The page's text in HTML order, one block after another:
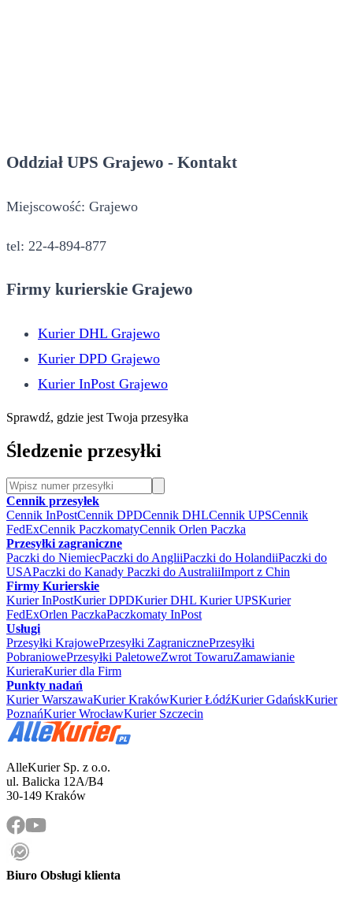
Oddział UPS Grajewo - Kontakt
Miejscowość: Grajewo
tel: 22-4-894-877
Firmy kurierskie Grajewo
Kurier DHL Grajewo
Kurier DPD Grajewo
Kurier InPost Grajewo
Sprawdź, gdzie jest Twoja przesyłka
Śledzenie przesyłki
Cennik przesyłek
Cennik InPostCennik DPDCennik DHLCennik UPSCennik
FedExCennik PaczkomatyCennik Orlen Paczka
Przesyłki zagraniczne
Paczki do NiemiecPaczki do AngliiPaczki do HolandiiPaczki do
USAPaczki do Kanady Paczki do AustraliiImport z Chin
Firmy Kurierskie
Kurier InPostKurier DPDKurier DHL Kurier UPSKurier
FedExOrlen PaczkaPaczkomaty InPost
Usługi
Przesyłki KrajowePrzesyłki ZagranicznePrzesyłki
PobraniowePrzesyłki PaletoweZwrot TowaruZamawianie
KurieraKurier dla Firm
Punkty nadań
Kurier WarszawaKurier KrakówKurier ŁódźKurier GdańskKurier
PoznańKurier WrocławKurier Szczecin
AlleKurier Sp. z o.o.
ul. Balicka 12A/B4
30-149 Kraków
Biuro Obsługi klienta